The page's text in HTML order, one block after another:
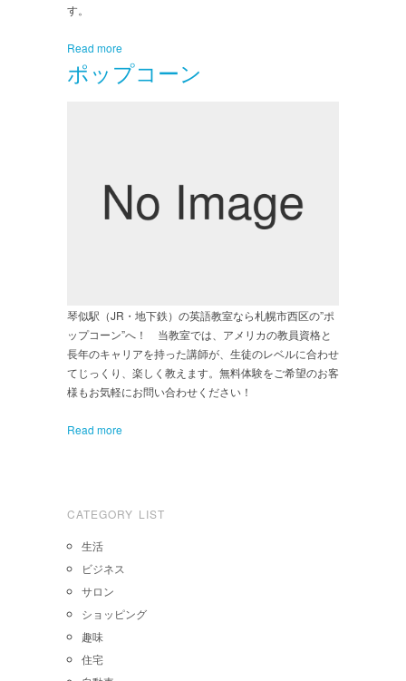
す。
Read more
ポップコーン
琴似駅（JR・地下鉄）の英語教室なら札幌市西区の”ポ
ップコーン”へ！ 当教室では、アメリカの教員資格と
長年のキャリアを持った講師が、生徒のレベルに合わせ
てじっくり、楽しく教えます。無料体験をご希望のお客
様もお気軽にお問い合わせください！
Read more
CATEGORY LIST
生活
ビジネス
サロン
ショッピング
趣味
住宅